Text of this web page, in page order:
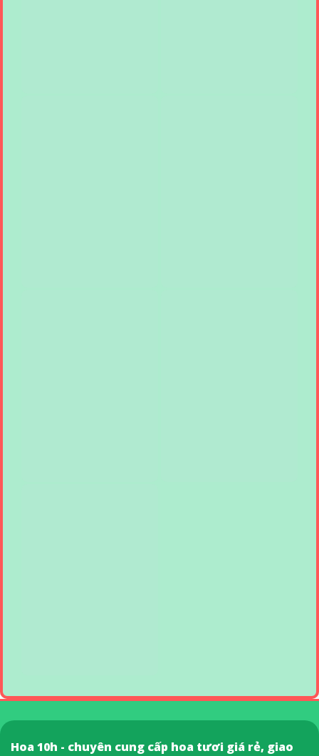
Hoa 10h - chuyên cung cấp hoa tươi giá rẻ, giao